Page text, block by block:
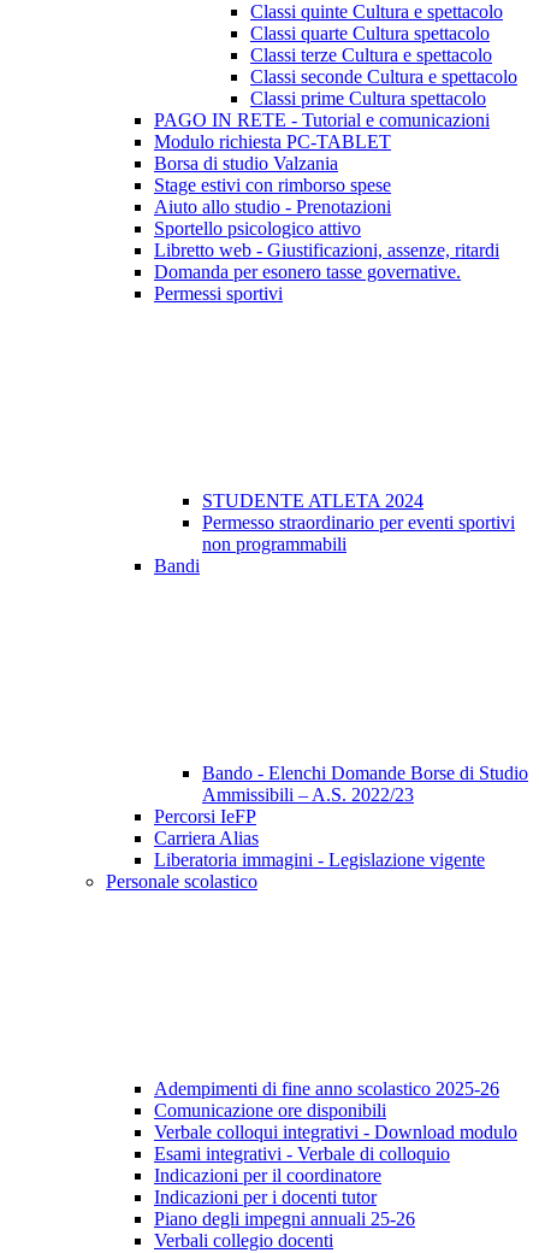
Classi quinte Cultura e spettacolo
Classi quarte Cultura spettacolo
Classi terze Cultura e spettacolo
Classi seconde Cultura e spettacolo
Classi prime Cultura spettacolo
PAGO IN RETE - Tutorial e comunicazioni
Modulo richiesta PC-TABLET
Borsa di studio Valzania
Stage estivi con rimborso spese
Aiuto allo studio - Prenotazioni
Sportello psicologico attivo
Libretto web - Giustificazioni, assenze, ritardi
Domanda per esonero tasse governative.
Permessi sportivi
STUDENTE ATLETA 2024
Permesso straordinario per eventi sportivi
non programmabili
Bandi
Bando - Elenchi Domande Borse di Studio
Ammissibili – A.S. 2022/23
Percorsi IeFP
Carriera Alias
Liberatoria immagini - Legislazione vigente
Personale scolastico
Adempimenti di fine anno scolastico 2025-26
Comunicazione ore disponibili
Verbale colloqui integrativi - Download modulo
Esami integrativi - Verbale di colloquio
Indicazioni per il coordinatore
Indicazioni per i docenti tutor
Piano degli impegni annuali 25-26
Verbali collegio docenti